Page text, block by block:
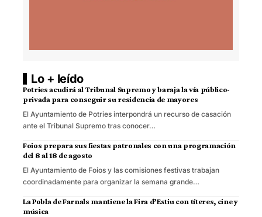
Lo + leído
Potries acudirá al Tribunal Supremo y baraja la vía público-
privada para conseguir su residencia de mayores
El Ayuntamiento de Potries interpondrá un recurso de casación
ante el Tribunal Supremo tras conocer…
Foios prepara sus fiestas patronales con una programación
del 8 al 18 de agosto
El Ayuntamiento de Foios y las comisiones festivas trabajan
coordinadamente para organizar la semana grande…
La Pobla de Farnals mantiene la Fira d’Estiu con títeres, cine y
música